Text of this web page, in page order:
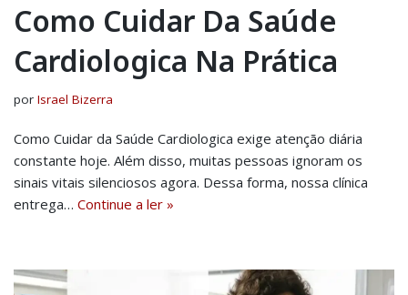
Como Cuidar Da Saúde
Cardiologica Na Prática
por Israel Bizerra
Como Cuidar da Saúde Cardiologica exige atenção diária
constante hoje. Além disso, muitas pessoas ignoram os
sinais vitais silenciosos agora. Dessa forma, nossa clínica
entrega… Continue a ler »